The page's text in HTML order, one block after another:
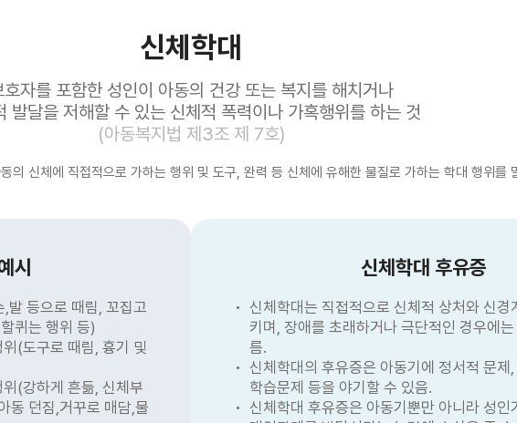
신체학대
호자를 포함한 성인이 아동의 건강 또는 복지를 해치거나
발달을 저해할 수 있는 신체적 폭력이나 가혹행위를 하는 것
(아동복지법 제3조 제 7호)
의 신체에 직접적으로 가하는 행위 및 도구, 완력 등 신체에 유해한 물질로 가하는 학대 행위를
시
발 등으로 때림, 꼬집고
퀴는 행위 등)
(도구로 때림, 흉기 및
(강하게 흔듦, 신체부
동 던짐,거꾸로 매담,물
신체학대 후유증
신체학대는 직접적으로 신체적 상처와 신경
키며, 장애를 초래하거나 극단적인 경우에는
름.
신체학대의 후유증은 아동기에 정서적 문제
학습문제 등을 야기할 수 있음.
신체학대 후유증은 아동기뿐만 아니라 성인